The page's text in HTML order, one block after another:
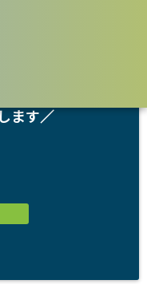
ます／